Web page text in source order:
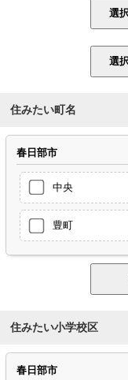
住みたい町名
春日部市
中央
豊町
住みたい小学校区
春日部市